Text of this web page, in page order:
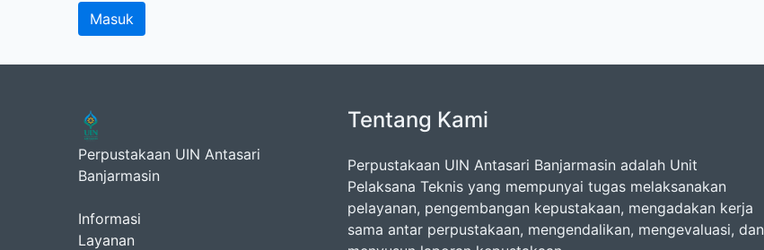
Perpustakaan UIN Antasari
Banjarmasin
Informasi
Layanan
Tentang Kami
Perpustakaan UIN Antasari Banjarmasin adalah Unit
Pelaksana Teknis yang mempunyai tugas melaksanakan
pelayanan, pengembangan kepustakaan, mengadakan kerja
sama antar perpustakaan, mengendalikan, mengevaluasi, dan